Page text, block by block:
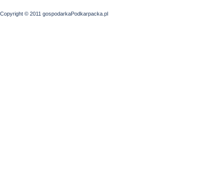
Copyright © 2011 gospodarkaPodkarpacka.pl